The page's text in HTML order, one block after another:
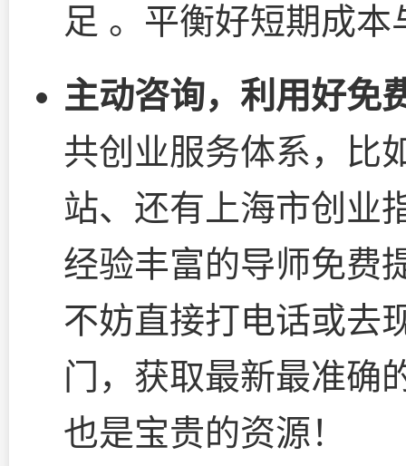
足 。平衡好短期成
主动咨询，利用好免
共创业服务体系，比
站、还有上海市创业
经验丰富的导师免费
不妨直接打电话或去
门，获取最新最准确
也是宝贵的资源！